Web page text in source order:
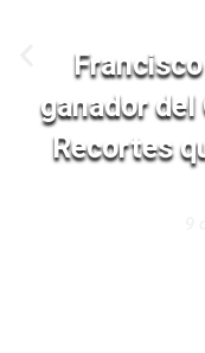
Francisco
ganador del
Recortes